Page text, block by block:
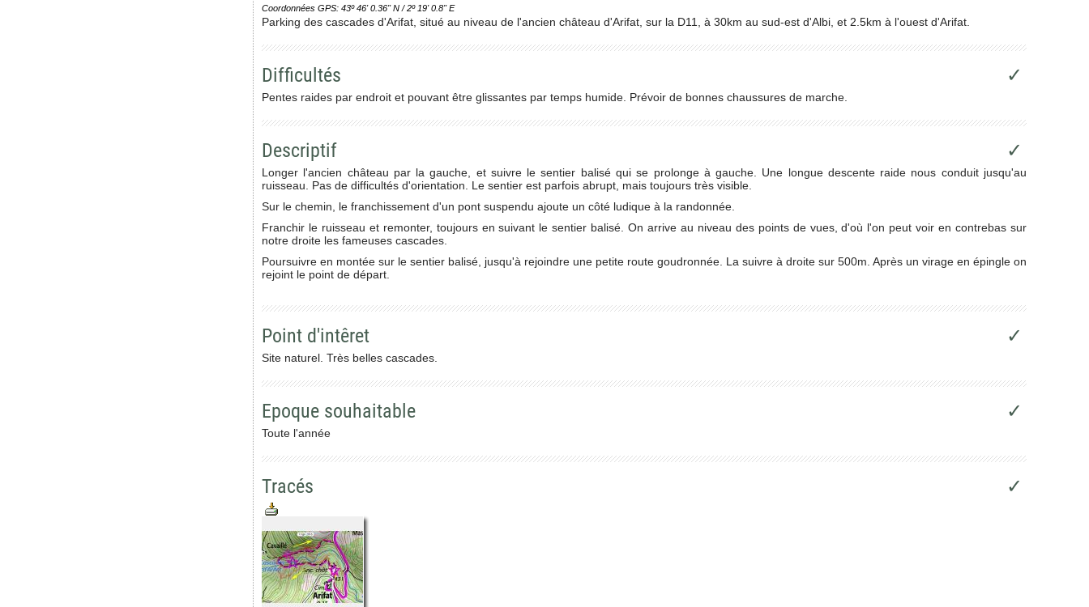
Coordonnées GPS: 43º 46' 0.36'' N / 2º 19' 0.8'' E
Parking des cascades d'Arifat, situé au niveau de l'ancien château d'Arifat, sur la D11, à 30km au sud-est d'Albi, et 2.5km à l'ouest d'Arifat.
Difficultés ✓
Pentes raides par endroit et pouvant être glissantes par temps humide. Prévoir de bonnes chaussures de marche.
Descriptif ✓
Longer l'ancien château par la gauche, et suivre le sentier balisé qui se prolonge à gauche. Une longue descente raide nous conduit jusqu'au
ruisseau. Pas de difficultés d'orientation. Le sentier est parfois abrupt, mais toujours très visible.
Sur le chemin, le franchissement d'un pont suspendu ajoute un côté ludique à la randonnée.
Franchir le ruisseau et remonter, toujours en suivant le sentier balisé. On arrive au niveau des points de vues, d'où l'on peut voir en contrebas sur
notre droite les fameuses cascades.
Poursuivre en montée sur le sentier balisé, jusqu'à rejoindre une petite route goudronnée. La suivre à droite sur 500m. Après un virage en épingle on
rejoint le point de départ.
Point d'intêret ✓
Site naturel. Très belles cascades.
Epoque souhaitable ✓
Toute l'année
Tracés ✓